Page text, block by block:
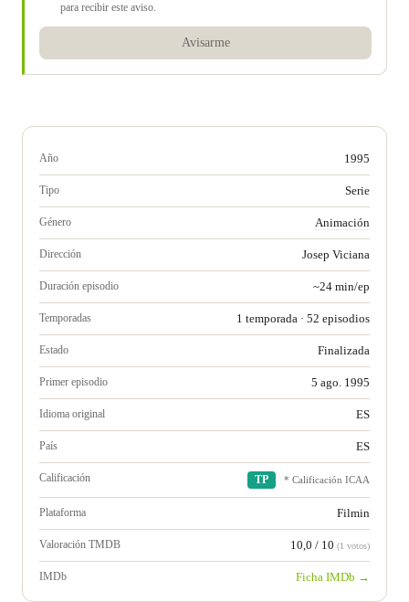
para recibir este aviso.
Avisarme
Año 1995
Tipo Serie
Género Animación
Dirección Josep Viciana
Duración episodio ~24 min/ep
Temporadas 1 temporada · 52 episodios
Estado Finalizada
Primer episodio 5 ago. 1995
Idioma original ES
País ES
Calificación TP * Calificación ICAA
Plataforma Filmin
Valoración TMDB 10,0 / 10 (1 votos)
IMDb Ficha IMDb →